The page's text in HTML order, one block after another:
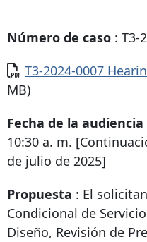
Número de caso : T3-
Documento
T3-2024-0007
MB)
Fecha de la audiencia
10:30 a. m.
de julio de 2025]
Propuesta : El
Condicional de
Diseño, Revisión de